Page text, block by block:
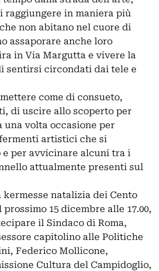
raggiungere in maniera più
non abitano nel cuore di
assaporare anche loro
in Via Margutta e vivere la
sentirsi circondati dai tele e
come di consueto,
di uscire allo scoperto per
una volta occasione per
artistici che si
per avvicinare alcuni tra i
attualmente presenti sul
natalizia dei Cento
15 dicembre alle 17.00,
il Sindaco di Roma,
capitolino alle Politiche
Federico Mollicone,
Cultura del Campidoglio,